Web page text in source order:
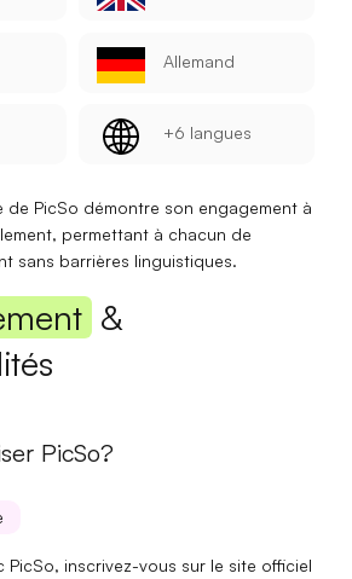
Allemand
+6 langues
de PicSo démontre son engagement à
permettant à chacun de
sans barrières linguistiques.
&
PicSo?
PicSo, inscrivez-vous sur le site officiel